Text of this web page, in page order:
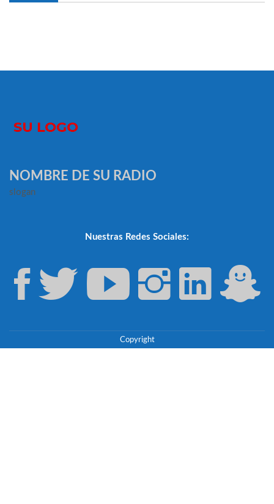
NOMBRE DE SU RADIO
slogan
Nuestras Redes Sociales:
Copyright